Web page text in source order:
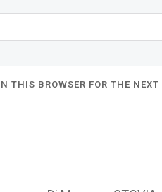
THIS BROWSER FOR THE